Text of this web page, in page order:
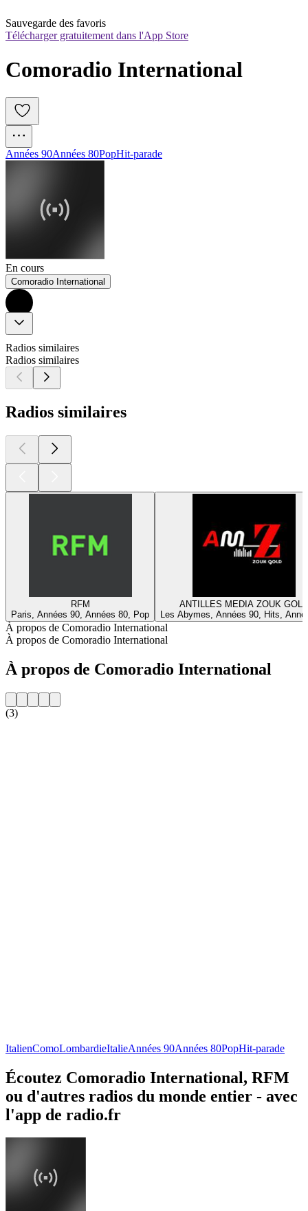
Sauvegarde des favoris
Télécharger gratuitement dans l'App Store
Comoradio International
Années 90Années 80PopHit-parade
En cours
Comoradio International
Radios similaires
Radios similaires
Radios similaires
RFM
Paris, Années 90, Années 80, Pop
ANTILLES MEDIA ZOUK GOLD
Les Abymes, Années 90, Hits,
À propos de Comoradio International
À propos de Comoradio International
À propos de Comoradio International
(3)
ItalienComoLombardieItalieAnnées 90Années 80PopHit-parade
Écoutez Comoradio International, RFM
ou d'autres radios du monde entier - avec
l'app de radio.fr